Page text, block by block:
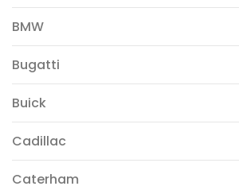
BMW
Bugatti
Buick
Cadillac
Caterham